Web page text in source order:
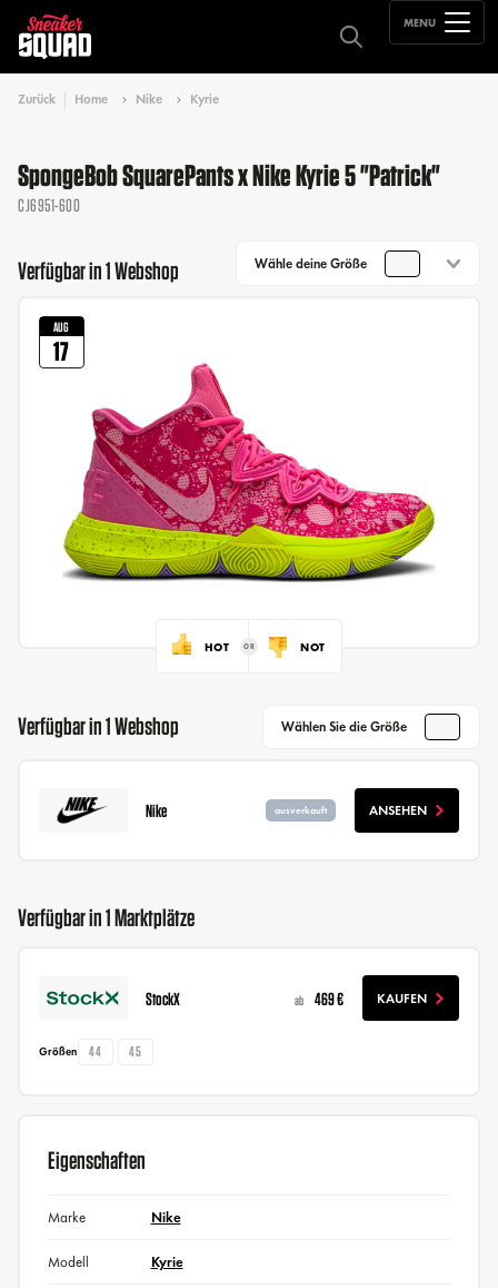
MENU
Zurück Home Nike Kyrie
SpongeBob SquarePants x Nike Kyrie 5 "Patrick"
CJ6951-600
Verfügbar in 1 Webshop Wähle deine Größe
AUG
17
HOT NOT
Verfügbar in 1 Webshop Wählen Sie die Größe
Nike ausverkauft ANSEHEN
Verfügbar in 1 Marktplätze
StockX ab 469 € KAUFEN
Größen 44 45
Eigenschaften
Marke Nike
Modell Kyrie